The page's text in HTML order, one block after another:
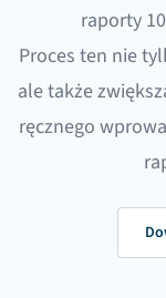
raporty
Proces ten nie
ale także
ręcznego